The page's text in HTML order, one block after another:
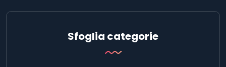
Sfoglia categorie